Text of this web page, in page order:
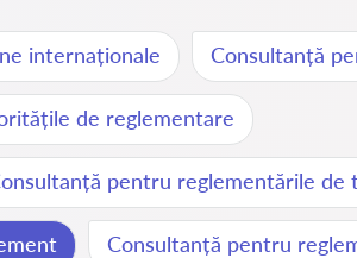
internaționale Consultanță
de reglementare
pentru reglementările de
Consultanță pentru